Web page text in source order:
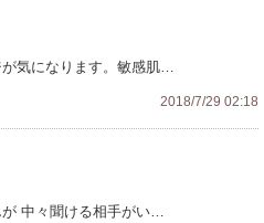
気になります。敏感肌…
2018/7/29 02:18
が 中々聞ける相手がい…